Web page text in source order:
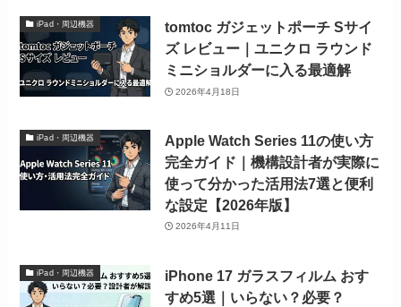
iPad・周辺機器
tomtoc ガジェットポーチ Sサイ
ズ レビュー｜ユニクロ ラウンド
ミニショルダーに入る最適解
2026年4月18日
iPad・周辺機器
Apple Watch Series 11の使い方
完全ガイド｜機構設計者が実際に
使って分かった活用法7選と便利
な設定【2026年版】
2026年4月11日
iPad・周辺機器
iPhone 17 ガラスフィルム おす
すめ5選｜いらない？必要？